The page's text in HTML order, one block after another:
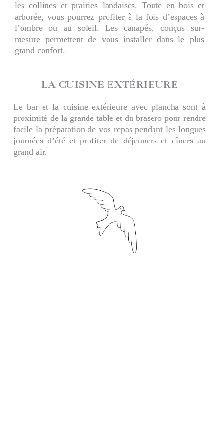
les collines et prairies landaises. Toute en bois et
arborée, vous pourrez profiter à la fois d’espaces à
l’ombre ou au soleil. Les canapés, conçus sur-
mesure permettent de vous installer dans le plus
grand confort.
LA CUISINE EXTÉRIEURE
Le bar et la cuisine extérieure avec plancha sont à
proximité de la grande table et du brasero pour rendre
facile la préparation de vos repas pendant les longues
journées d’été et profiter de déjeuners et dîners au
grand air.